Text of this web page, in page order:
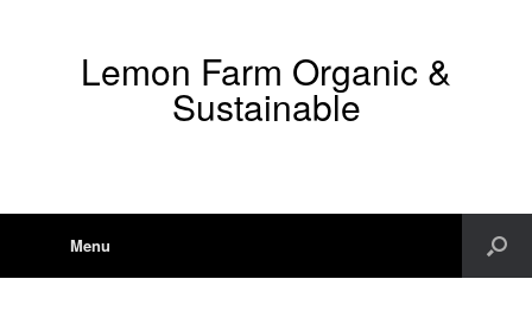
Lemon Farm Organic &
Sustainable
Menu